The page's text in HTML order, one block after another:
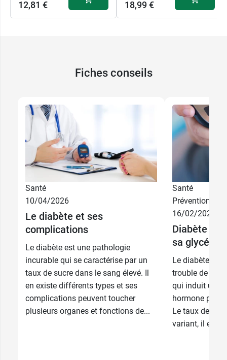
12,81 € 18,99 €
Fiches conseils
Santé
10/04/2026
Le diabète et ses
complications
Le diabète est une pathologie
incurable qui se caractérise par un
taux de sucre dans le sang élevé. Il
en existe différents types et ses
complications peuvent toucher
plusieurs organes et fonctions de...
Santé
Prévention
16/02/2026
Diabète :
sa
Le diabète est
trouble de
qui induit une
hormone
Le taux de
variant, il est